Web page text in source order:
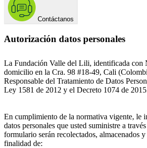
Contáctanos
Autorización datos personales
La Fundación Valle del Lili, identificada con
domicilio en la Cra. 98 #18-49, Cali
Responsable del Tratamiento de Datos
Ley 1581 de 2012 y el Decreto 1074 de
En cumplimiento de la normativa vigente, le
datos personales que usted suministre a
formulario serán recolectados, almacenados
finalidad de: